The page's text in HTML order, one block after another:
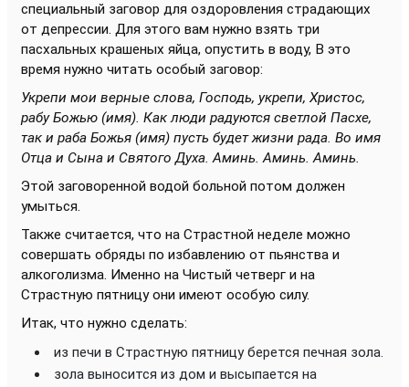
специальный заговор для оздоровления страдающих
от депрессии. Для этого вам нужно взять три
пасхальных крашеных яйца, опустить в воду, В это
время нужно читать особый заговор:
Укрепи мои верные слова, Господь, укрепи, Христос,
рабу Божью (имя). Как люди радуются светлой Пасхе,
так и раба Божья (имя) пусть будет жизни рада. Во имя
Отца и Сына и Святого Духа. Аминь. Аминь. Аминь.
Этой заговоренной водой больной потом должен
умыться.
Также считается, что на Страстной неделе можно
совершать обряды по избавлению от пьянства и
алкоголизма. Именно на Чистый четверг и на
Страстную пятницу они имеют особую силу.
Итак, что нужно сделать:
из печи в Страстную пятницу берется печная зола.
зола выносится из дом и высыпается на